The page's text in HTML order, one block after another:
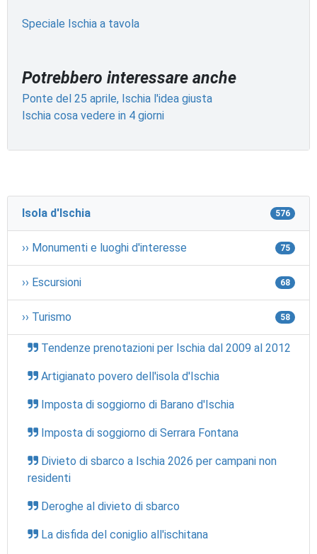
Speciale Ischia a tavola
Potrebbero interessare anche
Ponte del 25 aprile, Ischia l'idea giusta
Ischia cosa vedere in 4 giorni
Isola d'Ischia 576
›› Monumenti e luoghi d'interesse 75
›› Escursioni 68
›› Turismo 58
Tendenze prenotazioni per Ischia dal 2009 al 2012
Artigianato povero dell'isola d'Ischia
Imposta di soggiorno di Barano d'Ischia
Imposta di soggiorno di Serrara Fontana
Divieto di sbarco a Ischia 2026 per campani non
residenti
Deroghe al divieto di sbarco
La disfida del coniglio all'ischitana